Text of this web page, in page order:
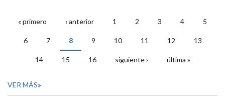
PÁGINAS
« primero ‹ anterior 1 2 3 4 5
6 7 8 9 10 11 12 13
14 15 16 siguiente › última »
VER MÁS